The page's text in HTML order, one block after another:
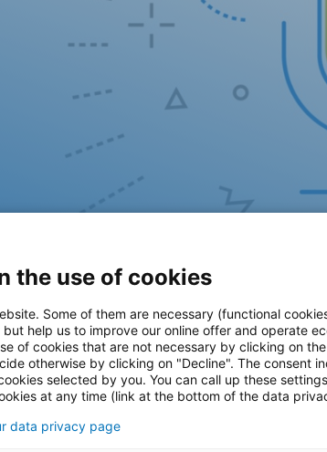
IT-
the use of cookies
Some of them are necessary (functional
help us to improve our online offer and operate
of cookies that are not necessary by clicking on
otherwise by clicking on "Decline". The consent
selected by you. You can call up these
at any time (link at the bottom of the data
data privacy page